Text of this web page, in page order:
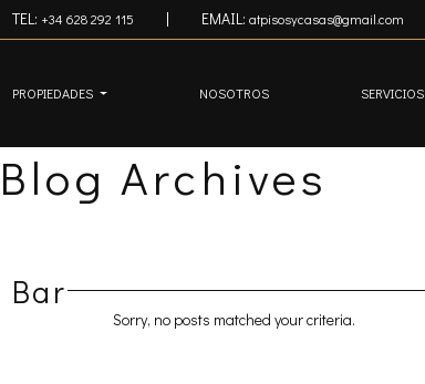
Skip to main content
TEL: +34 628 292 115 | EMAIL: atpisosycasas@gmail.com
PROPIEDADES NOSOTROS SERVICIOS
Blog Archives
Bar
Sorry, no posts matched your criteria.